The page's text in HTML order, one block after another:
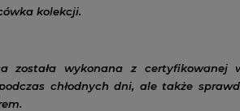
kolekcji.
została wykonana z certyfikowanej
chłodnych dni, ale także